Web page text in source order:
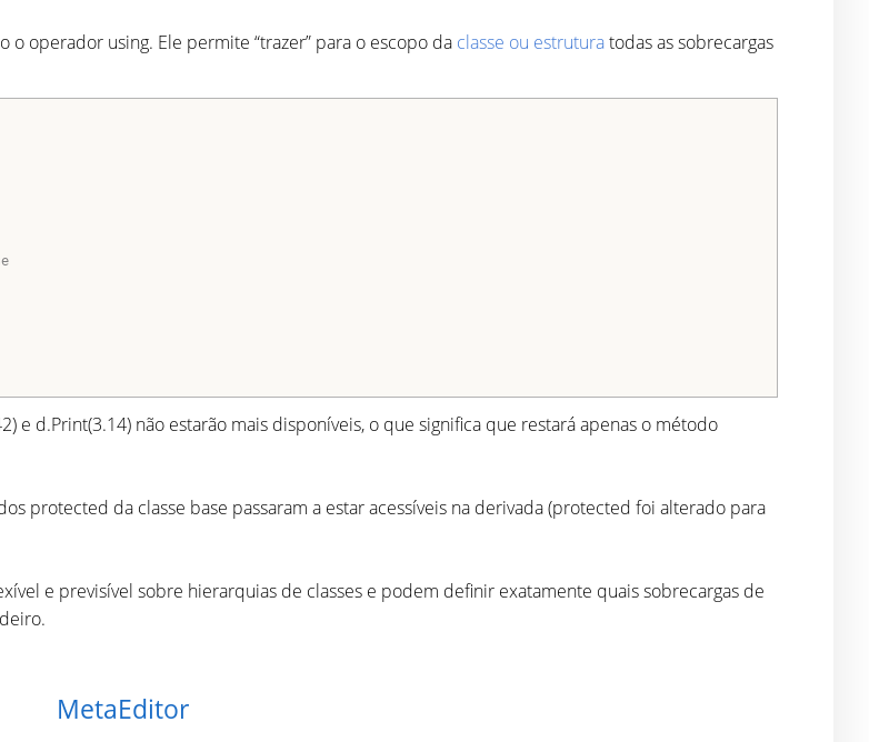
operador using. Ele permite “trazer” para o escopo da classe ou estruturatodas as sobrecargas
e d.Print(3.14) não estarão mais disponíveis, o que significa que restará apenas o método
protected da classe base passaram a estar acessíveis na derivada (protected foi alterado para
e previsível sobre hierarquias de classes e podem definir exatamente quais sobrecargas de
MetaEditor